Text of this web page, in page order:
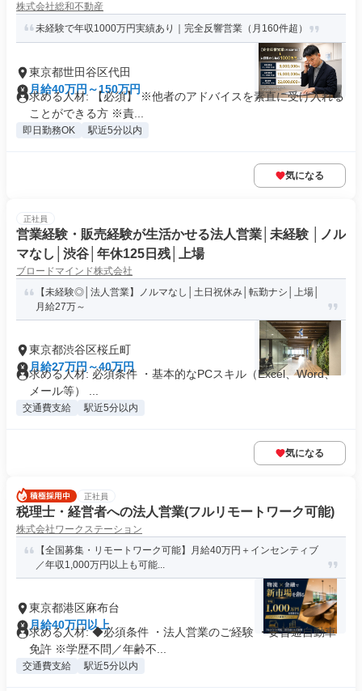
株式会社総和不動産
未経験で年収1000万円実績あり｜完全反響営業（月160件超）
東京都世田谷区代田
月給40万円～150万円
求める人材: 【必須】 ※他者のアドバイスを素直に受け入れる
ことができる方 ※責...
即日勤務OK 駅近5分以内
気になる
正社員
営業経験・販売経験が生活かせる法人営業│未経験 │ノル
マなし│渋谷│年休125日残│上場
ブロードマインド株式会社
【未経験◎│法人営業】ノルマなし│土日祝休み│転勤ナシ│上場│
月給27万～
東京都渋谷区桜丘町
月給27万円～40万円
求める人材: 必須条件 ・基本的なPCスキル（Excel、Word、
メール等） ...
交通費支給 駅近5分以内
気になる
正社員
税理士・経営者への法人営業(フルリモートワーク可能)
株式会社ワークステーション
【全国募集・リモートワーク可能】月給40万円＋インセンティブ
／年収1,000万円以上も可能...
東京都港区麻布台
月給40万円以上
求める人材: ◆必須条件 ・法人営業のご経験 ・要普通自動車
免許 ※学歴不問／年齢不...
交通費支給 駅近5分以内